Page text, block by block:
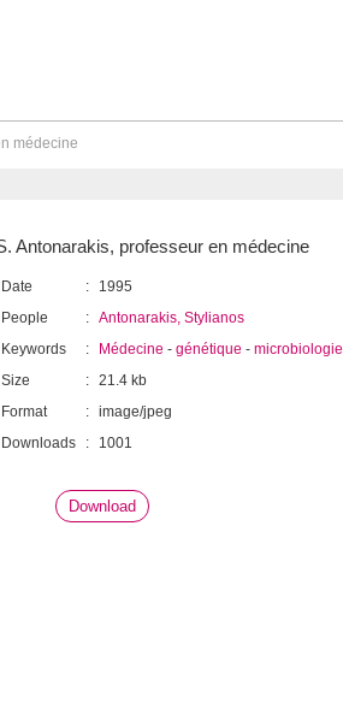
médecine
Antonarakis, professeur en médecine
Date :
1995
People
: Antonarakis, Stylianos
Keywords
: Médecine - génétique - microbiologie
Size
: 21.4 kb
Format
: image/jpeg
Downloads
: 1001
Download